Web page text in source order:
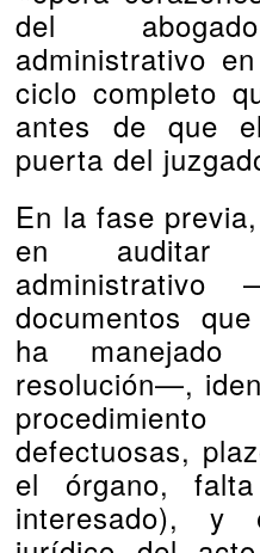
del
administrativo
ciclo completo
antes de que
puerta del
En la fase
en auditar
documentos
ha
resolución—,
defectuosas,
el órgano,
interesado), y